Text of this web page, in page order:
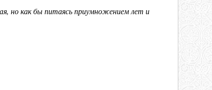
но как бы питаясь приумножением лет и